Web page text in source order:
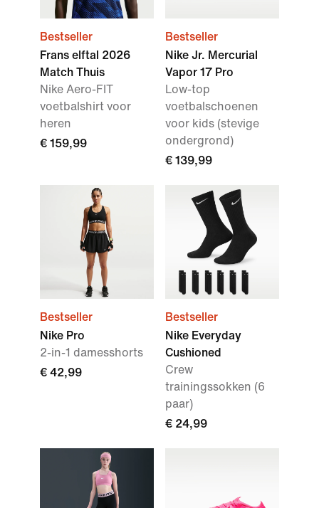
Bestseller
Frans elftal 2026
Match Thuis
Nike Aero-FIT
voetbalshirt voor
heren
€ 159,99
Bestseller
Nike Jr. Mercurial
Vapor 17 Pro
Low-top
voetbalschoenen
voor kids (stevige
ondergrond)
€ 139,99
Bestseller
Nike Pro
2-in-1 damesshorts
€ 42,99
Bestseller
Nike Everyday
Cushioned
Crew
trainingssokken (6
paar)
€ 24,99